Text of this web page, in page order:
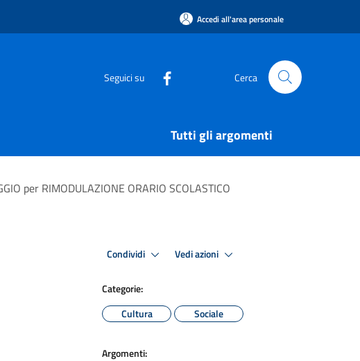
Accedi all'area personale
Seguici su Cerca
Tutti gli argomenti
per RIMODULAZIONE ORARIO SCOLASTICO
Condividi Vedi azioni
Categorie:
Cultura
Sociale
Argomenti: